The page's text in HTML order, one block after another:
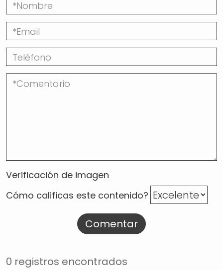
Verificación de imagen
Cómo calificas este contenido?
Comentar
0 registros encontrados